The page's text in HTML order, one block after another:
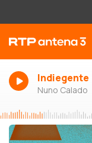
Indiegente
Nuno Calado